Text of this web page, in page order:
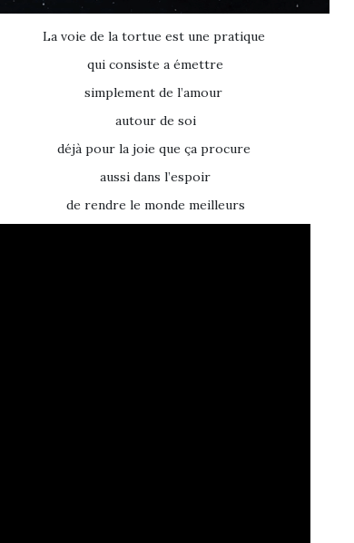
La voie de la tortue est une pratique
qui consiste a émettre
simplement de l’amour
autour de soi
déjà pour la joie que ça procure
aussi dans l’espoir
de rendre le monde meilleurs